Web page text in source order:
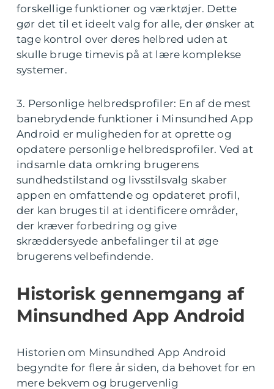
forskellige funktioner og værktøjer. Dette
gør det til et ideelt valg for alle, der ønsker at
tage kontrol over deres helbred uden at
skulle bruge timevis på at lære komplekse
systemer.
3. Personlige helbredsprofiler: En af de mest
banebrydende funktioner i Minsundhed App
Android er muligheden for at oprette og
opdatere personlige helbredsprofiler. Ved at
indsamle data omkring brugerens
sundhedstilstand og livsstilsvalg skaber
appen en omfattende og opdateret profil,
der kan bruges til at identificere områder,
der kræver forbedring og give
skræddersyede anbefalinger til at øge
brugerens velbefindende.
Historisk gennemgang af
Minsundhed App Android
Historien om Minsundhed App Android
begyndte for flere år siden, da behovet for en
mere bekvem og brugervenlig